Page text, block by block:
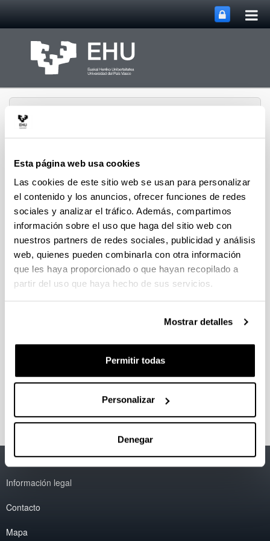
Esta página web usa cookies
Las cookies de este sitio web se usan para personalizar
el contenido y los anuncios, ofrecer funciones de redes
sociales y analizar el tráfico. Además, compartimos
información sobre el uso que haga del sitio web con
nuestros partners de redes sociales, publicidad y análisis
web, quienes pueden combinarla con otra información
que les haya proporcionado o que hayan recopilado a
partir del uso que haya hecho de sus servicios.
Mostrar detalles
Permitir todas
Personalizar
Denegar
PRÁCTICAS,
FORMACIÓN DUAL Y
EMPLEABILIDAD
Menú
Concursos y premios
THINK BIG (edición del campus de
Bizkaia)
THINK BIG (edición del campus de
WERLINDEN
Accesibilidad
Información legal
Contacto
Mapa
EHU